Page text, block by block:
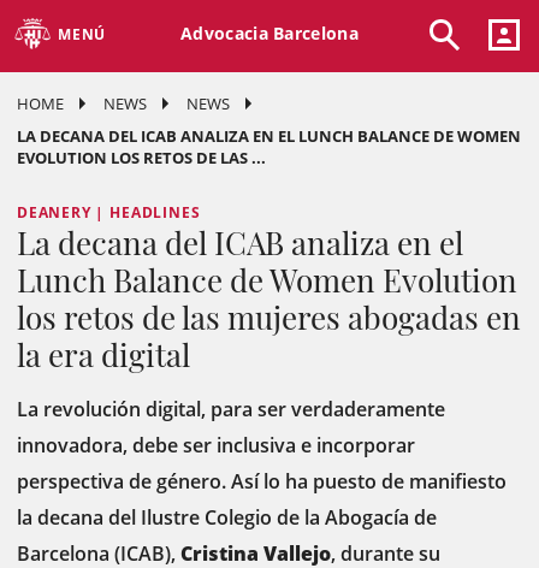
MENÚ Advocacia Barcelona
HOME NEWS
NEWS
LA DECANA DEL ICAB ANALIZA EN EL LUNCH BALANCE DE WOMEN
EVOLUTION LOS RETOS DE LAS ...
DEANERY | HEADLINES
La decana del ICAB analiza en el
Lunch Balance de Women Evolution
los retos de las mujeres abogadas en
la era digital
La revolución digital, para ser verdaderamente
innovadora, debe ser inclusiva e incorporar
perspectiva de género. Así lo ha puesto de manifiesto
la decana del Ilustre Colegio de la Abogacía de
Barcelona (ICAB), Cristina Vallejo, durante su